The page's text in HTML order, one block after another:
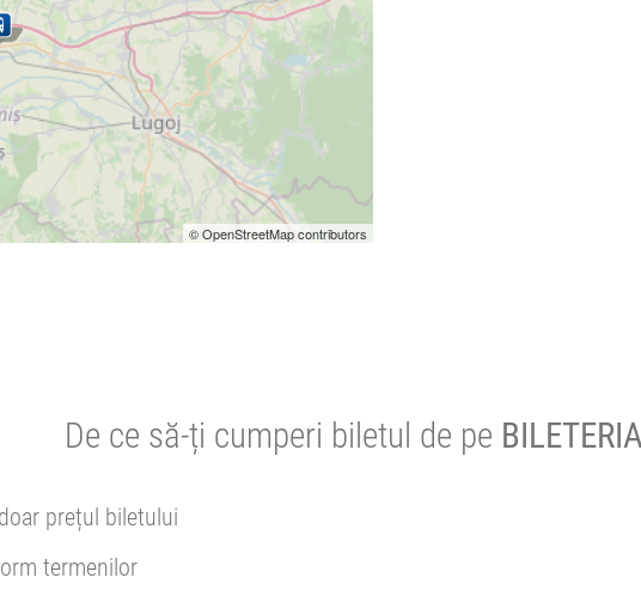
© OpenStreetMap contributors
De ce să-ți cumperi biletul de pe
prețul biletului
termenilor